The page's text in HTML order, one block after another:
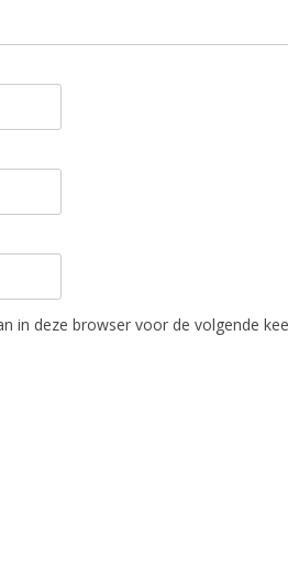
in deze browser voor de volgende